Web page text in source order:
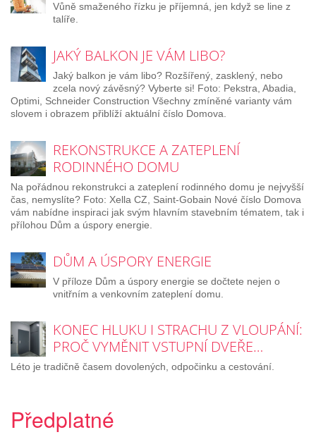
Vůně smaženého řízku je příjemná, jen když se line z
talíře.
JAKÝ BALKON JE VÁM LIBO?
Jaký balkon je vám libo? Rozšířený, zasklený, nebo
zcela nový závěsný? Vyberte si! Foto: Pekstra, Abadia,
Optimi, Schneider Construction Všechny zmíněné varianty vám
slovem i obrazem přiblíží aktuální číslo Domova.
REKONSTRUKCE A ZATEPLENÍ
RODINNÉHO DOMU
Na pořádnou rekonstrukci a zateplení rodinného domu je nejvyšší
čas, nemyslíte? Foto: Xella CZ, Saint-Gobain Nové číslo Domova
vám nabídne inspiraci jak svým hlavním stavebním tématem, tak i
přílohou Dům a úspory energie.
DŮM A ÚSPORY ENERGIE
V příloze Dům a úspory energie se dočtete nejen o
vnitřním a venkovním zateplení domu.
KONEC HLUKU I STRACHU Z VLOUPÁNÍ:
PROČ VYMĚNIT VSTUPNÍ DVEŘE…
Léto je tradičně časem dovolených, odpočinku a cestování.
Předplatné